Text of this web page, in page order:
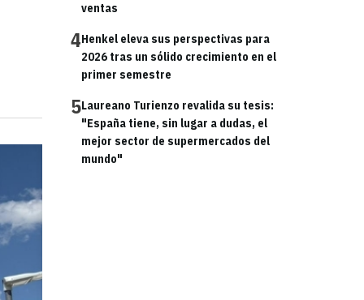
ventas
4Henkel eleva sus perspectivas para
2026 tras un sólido crecimiento en el
primer semestre
5Laureano Turienzo revalida su tesis:
"España tiene, sin lugar a dudas, el
mejor sector de supermercados del
mundo"